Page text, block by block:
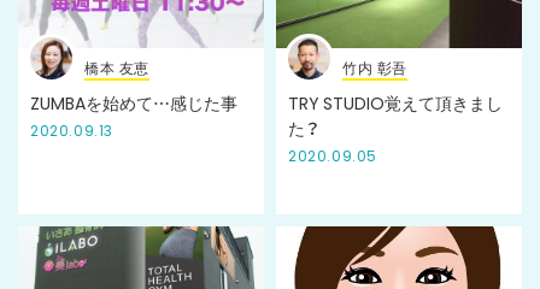
橋本 友恵
ZUMBAを始めて…感じた事
2020.09.13
竹内 彰吾
TRY STUDIO覚えて頂きまし
た？
2020.09.05